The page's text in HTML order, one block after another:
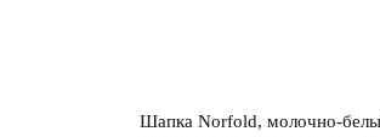
Шапка Norfold, молочно-